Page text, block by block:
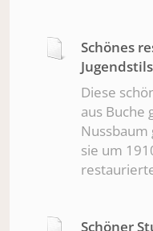
Schönes
Diese
aus Buche
Nussbaum
sie um
Schöner